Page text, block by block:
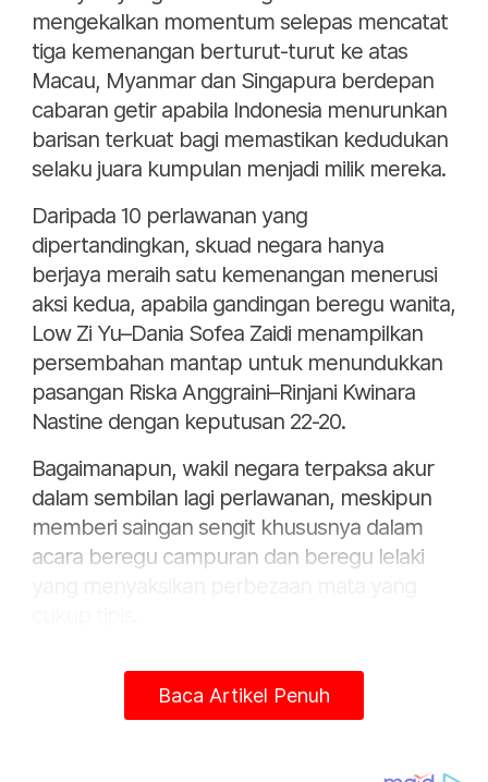
mengekalkan momentum selepas mencatat
tiga kemenangan berturut-turut ke atas
Macau, Myanmar dan Singapura berdepan
cabaran getir apabila Indonesia menurunkan
barisan terkuat bagi memastikan kedudukan
selaku juara kumpulan menjadi milik mereka.
Daripada 10 perlawanan yang
dipertandingkan, skuad negara hanya
berjaya meraih satu kemenangan menerusi
aksi kedua, apabila gandingan beregu wanita,
Low Zi Yu–Dania Sofea Zaidi menampilkan
persembahan mantap untuk menundukkan
pasangan Riska Anggraini–Rinjani Kwinara
Nastine dengan keputusan 22-20.
Bagaimanapun, wakil negara terpaksa akur
dalam sembilan lagi perlawanan, meskipun
memberi saingan sengit khususnya dalam
acara beregu campuran dan beregu lelaki
perseorangan lelaki negara, Kong Wei Xi
tewas 5-11 kepada Moh Zaki Ubaidillah
Baca Artikel Penuh